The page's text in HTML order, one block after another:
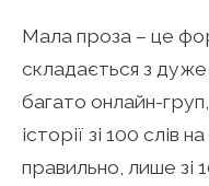
Мала проза – це
складається з дуже
багато онлайн-
історії зі 100 слів
правильно, лише зі